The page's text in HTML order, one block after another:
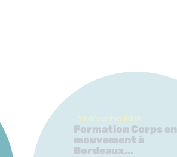
_19 décembre 2023
Formation Corps en
mouvement à
Bordeaux...